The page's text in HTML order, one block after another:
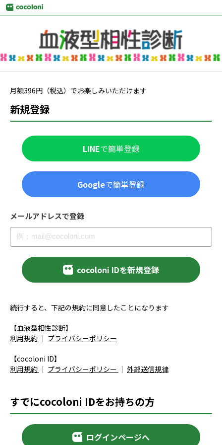
月額396円（税込）でお楽しみいただけます
新規登録
LINEで簡単登録
Googleで簡単登録
メールアドレスで登録
cocoloni IDを新規登録
続行すると、下記の規約に同意したことになります
【血液型相性診断】
利用規約 ｜ プライバシーポリシー
【cocoloni ID】
利用規約 ｜ プライバシーポリシー ｜ 外部送信規律
すでにcocoloni IDをお持ちの方
ログインページへ